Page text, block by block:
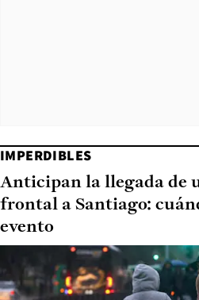
IMPERDIBLES
Anticipan la llegada de
frontal a Santiago:
evento